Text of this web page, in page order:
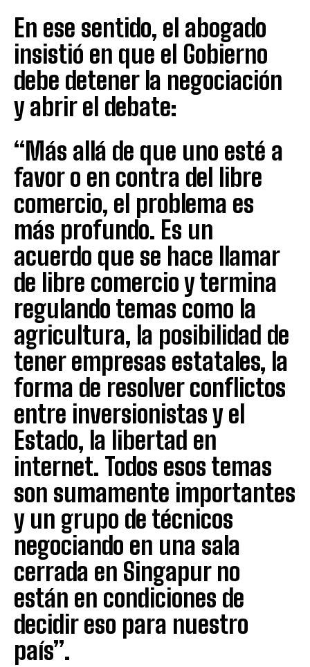
En ese sentido, el abogado
insistió en que el Gobierno
debe detener la negociación
y abrir el debate:
“Más allá de que uno esté a
favor o en contra del libre
comercio, el problema es
más profundo. Es un
acuerdo que se hace llamar
de libre comercio y termina
regulando temas como la
agricultura, la posibilidad de
tener empresas estatales, la
forma de resolver conflictos
entre inversionistas y el
Estado, la libertad en
internet. Todos esos temas
son sumamente importantes
y un grupo de técnicos
negociando en una sala
cerrada en Singapur no
están en condiciones de
decidir eso para nuestro
país”.